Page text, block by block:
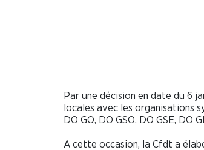
Par une décision en date du 6
locales avec les organisations
DO GO, DO GSO, DO GSE,
A cette occasion, la Cfdt a